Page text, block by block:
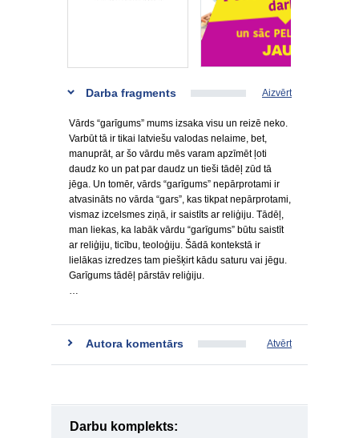
Darba fragments Aizvērt
Vārds “garīgums” mums izsaka visu un reizē neko.
Varbūt tā ir tikai latviešu valodas nelaime, bet,
manuprāt, ar šo vārdu mēs varam apzīmēt ļoti
daudz ko un pat par daudz un tieši tādēļ zūd tā
jēga. Un tomēr, vārds “garīgums” nepārprotami ir
atvasināts no vārda “gars”, kas tikpat nepārprotami,
vismaz izcelsmes ziņā, ir saistīts ar reliģiju. Tādēļ,
man liekas, ka labāk vārdu “garīgums” būtu saistīt
ar reliģiju, ticību, teoloģiju. Šādā kontekstā ir
lielākas izredzes tam piešķirt kādu saturu vai jēgu.
Garīgums tādēļ pārstāv reliģiju.
…
Autora komentārs Atvērt
Darbu komplekts: